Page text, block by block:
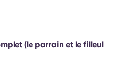
(le parrain et le filleul